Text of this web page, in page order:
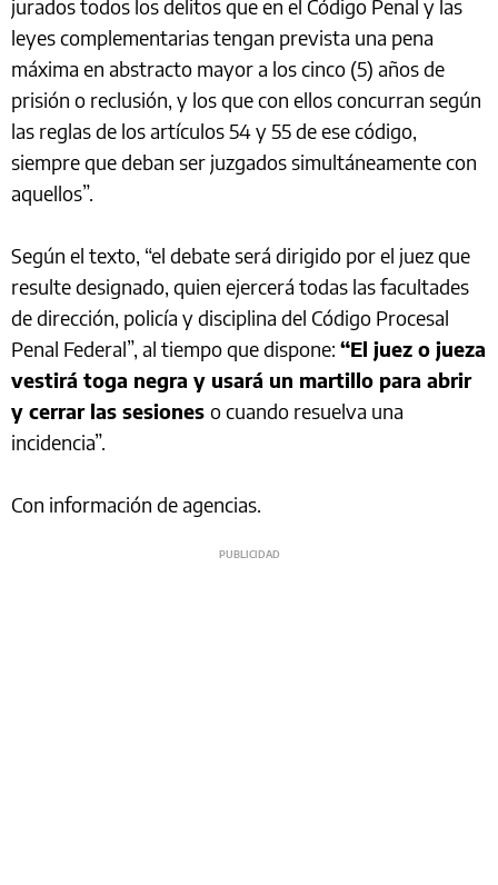
jurados todos los delitos que en el Código Penal y las
leyes complementarias tengan prevista una pena
máxima en abstracto mayor a los cinco (5) años de
prisión o reclusión, y los que con ellos concurran según
las reglas de los artículos 54 y 55 de ese código,
siempre que deban ser juzgados simultáneamente con
aquellos”.
Según el texto, “el debate será dirigido por el juez que
resulte designado, quien ejercerá todas las facultades
de dirección, policía y disciplina del Código Procesal
Penal Federal”, al tiempo que dispone: “El juez o jueza
vestirá toga negra y usará un martillo para abrir
y cerrar las sesiones o cuando resuelva una
incidencia”.
Con información de agencias.